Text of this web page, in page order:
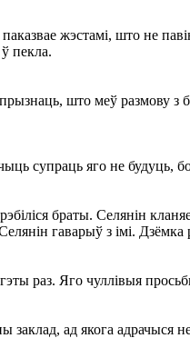
жэстамі, што не
пекла.
што меў размову
супраць яго не будуць, бо
браты. Селянін
гаварыў з імі. Дзёмка
раз. Яго чуллівыя
заклад, ад якога адрачыся